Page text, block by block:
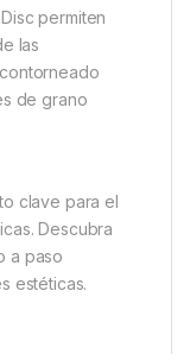
permiten
las
de grano
clave para el
Descubra
a paso
estéticas.